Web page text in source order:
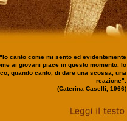
"Io canto come mi sento ed evidentemente
ai giovani piace in questo momento. Io
quando canto, di dare una scossa, una
reazione".
(Caterina Caselli, 1966)